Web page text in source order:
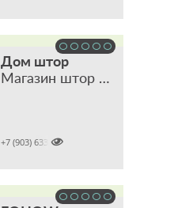
Дом штор
Магазин штор и тканей

+7 (903) 6337386